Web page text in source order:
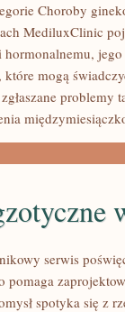
Choroby
MediluxClinic
które mogą
problemy
serwis
pomaga
spotyka się z